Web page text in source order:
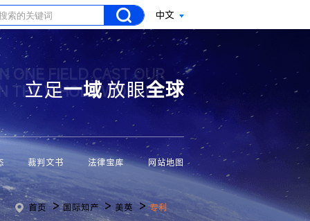
中文
ONE FIELD CAST OUR
THE WHOLE WORLD
立足一域放眼全球
裁判文书 法律宝库 网站地图
首页 >国际知产 >美英 >专利